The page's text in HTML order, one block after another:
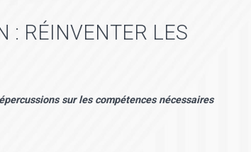
: RÉINVENTER LES
sur les compétences nécessaires